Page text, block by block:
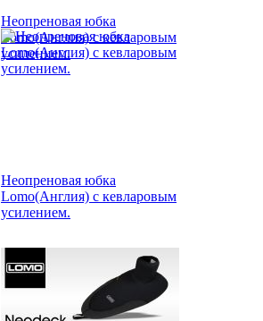
Неопреновая юбка
Lomo(Англия) с кевларовым
усилением.
Неопреновая юбка
Lomo(Англия) с кевларовым
усилением.